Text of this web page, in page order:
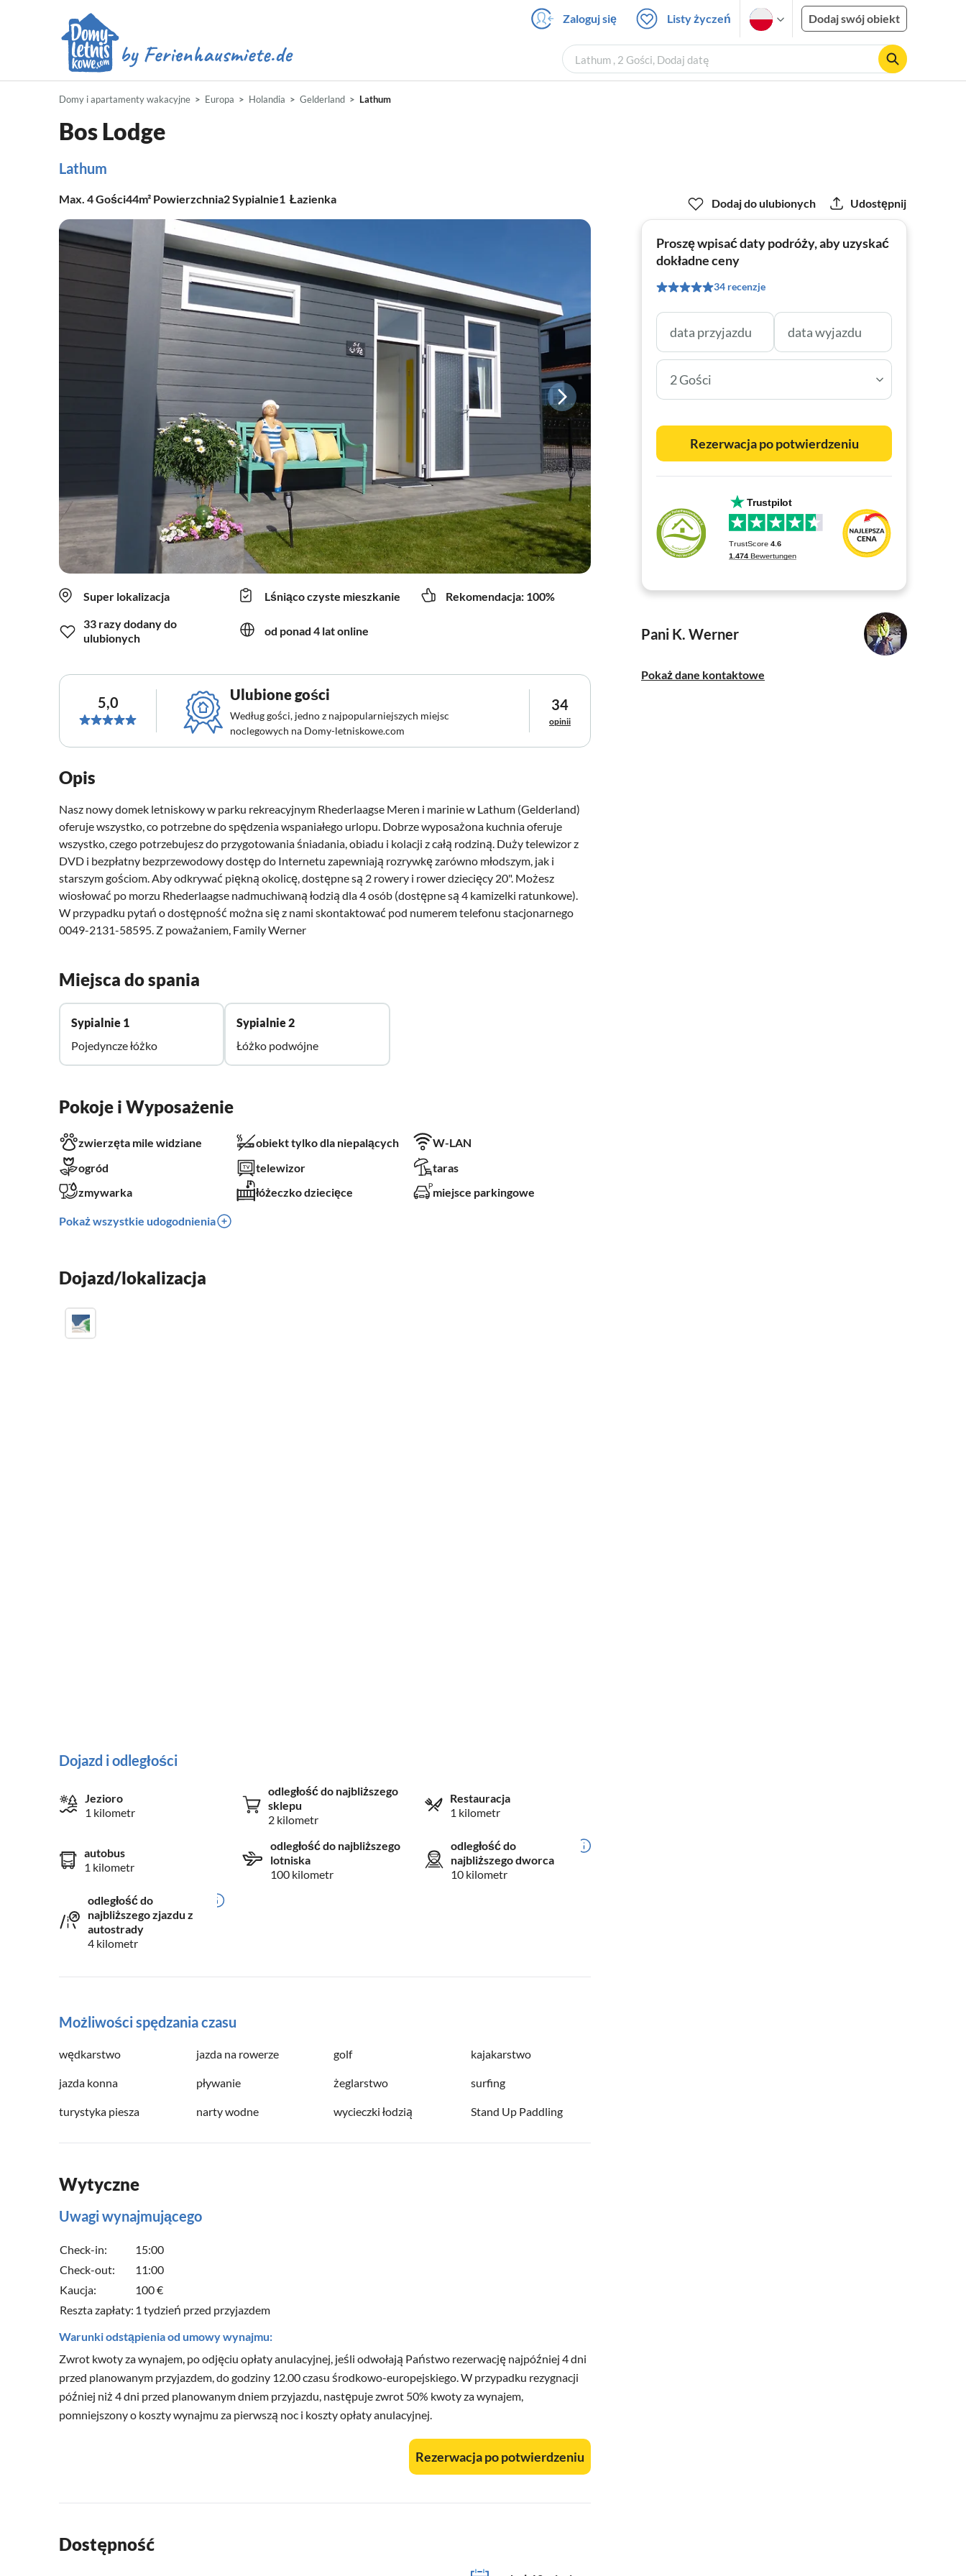
Zaloguj się Listy życzeń Dodaj swój obiekt
Lathum , 2 Gości, Dodaj datę
Domy i apartamenty wakacyjne Europa Holandia Gelderland Lathum
Bos Lodge
Lathum
Max. 4Gości44m² Powierzchnia2Sypialnie1 Łazienka
Super lokalizacja Lśniąco czyste mieszkanie
Rekomendacja: 100%
33 razy dodany do
ulubionych
od ponad 4 lat online
5,0 Ulubione gości
Według gości, jedno z najpopularniejszych miejsc
noclegowych na Domy-letniskowe.com
34
opinii
Opis
Nasz nowy domek letniskowy w parku rekreacyjnym Rhederlaagse Meren i marinie w Lathum (Gelderland)
oferuje wszystko, co potrzebne do spędzenia wspaniałego urlopu. Dobrze wyposażona kuchnia oferuje
wszystko, czego potrzebujesz do przygotowania śniadania, obiadu i kolacji z całą rodziną. Duży telewizor z
DVD i bezpłatny bezprzewodowy dostęp do Internetu zapewniają rozrywkę zarówno młodszym, jak i
starszym gościom. Aby odkrywać piękną okolicę, dostępne są 2 rowery i rower dziecięcy 20". Możesz
wiosłować po morzu Rhederlaagse nadmuchiwaną łodzią dla 4 osób (dostępne są 4 kamizelki ratunkowe).
W przypadku pytań o dostępność można się z nami skontaktować pod numerem telefonu stacjonarnego
0049-2131-58595. Z poważaniem, Family Werner
Miejsca do spania
Sypialnie 1
Pojedyncze łóżko
Sypialnie 2
Łóżko podwójne
Pokoje i Wyposażenie
zwierzęta mile widziane obiekt tylko dla niepalących
W-LAN
ogród
telewizor
taras
zmywarka
łóżeczko dziecięce miejsce parkingowe
Pokaż wszystkie udogodnienia
Dojazd/lokalizacja
Dojazd i odległości
Jezioro
1 kilometr
odległość do najbliższego
sklepu
2 kilometr
Restauracja
1 kilometr
autobus
1 kilometr
odległość do najbliższego
lotniska
100 kilometr
odległość do
najbliższego dworca
10 kilometr
odległość do
najbliższego zjazdu z
autostrady
4 kilometr
Możliwości spędzania czasu
wędkarstwo jazda na rowerze golf kajakarstwo
jazda konna pływanie żeglarstwo surfing
turystyka piesza narty wodne wycieczki łodzią Stand Up Paddling
Wytyczne
Uwagi wynajmującego
Check-in:
15:00
Check-out:
11:00
Kaucja:
100 €
Reszta zapłaty: 1 tydzień przed przyjazdem
Warunki odstąpienia od umowy wynajmu:
Zwrot kwoty za wynajem, po odjęciu opłaty anulacyjnej, jeśli odwołają Państwo rezerwację najpóźniej 4 dni
przed planowanym przyjazdem, do godziny 12.00 czasu środkowo-europejskiego. W przypadku rezygnacji
później niż 4 dni przed planowanym dniem przyjazdu, następuje zwrot 50% kwoty za wynajem,
pomniejszony o koszty wynajmu za pierwszą noc i koszty opłaty anulacyjnej.
Rezerwacja po potwierdzeniu
Dostępność
Dodaj do ulubionych Udostępnij
Proszę wpisać daty podróży, aby uzyskać
dokładne ceny
34 recenzje
2 Gości
Rezerwacja po potwierdzeniu
Pani K. Werner
Pokaż dane kontaktowe